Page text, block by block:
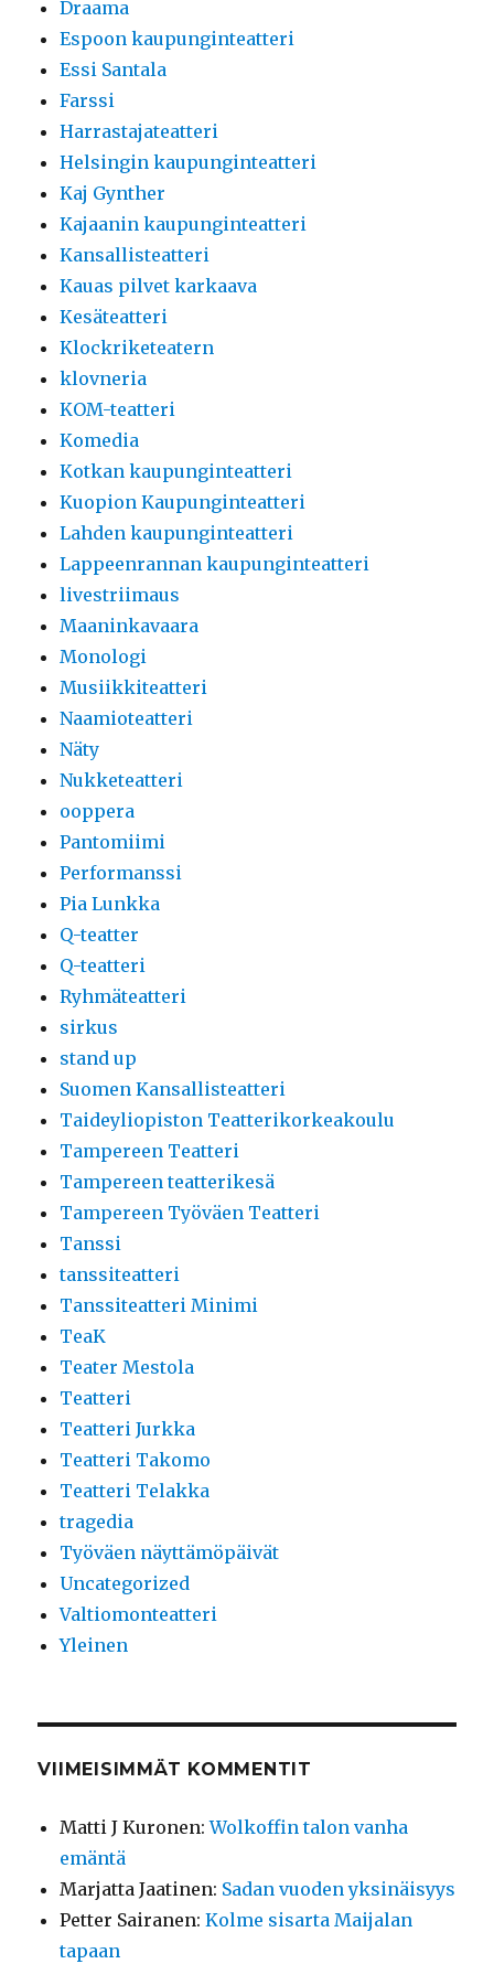
Draama
Espoon kaupunginteatteri
Essi Santala
Farssi
Harrastajateatteri
Helsingin kaupunginteatteri
Kaj Gynther
Kajaanin kaupunginteatteri
Kansallisteatteri
Kauas pilvet karkaava
Kesäteatteri
Klockriketeatern
klovneria
KOM-teatteri
Komedia
Kotkan kaupunginteatteri
Kuopion Kaupunginteatteri
Lahden kaupunginteatteri
Lappeenrannan kaupunginteatteri
livestriimaus
Maaninkavaara
Monologi
Musiikkiteatteri
Naamioteatteri
Näty
Nukketeatteri
ooppera
Pantomiimi
Performanssi
Pia Lunkka
Q-teatter
Q-teatteri
Ryhmäteatteri
sirkus
stand up
Suomen Kansallisteatteri
Taideyliopiston Teatterikorkeakoulu
Tampereen Teatteri
Tampereen teatterikesä
Tampereen Työväen Teatteri
Tanssi
tanssiteatteri
Tanssiteatteri Minimi
TeaK
Teater Mestola
Teatteri
Teatteri Jurkka
Teatteri Takomo
Teatteri Telakka
tragedia
Työväen näyttämöpäivät
Uncategorized
Valtiomonteatteri
Yleinen
VIIMEISIMMÄT KOMMENTIT
Matti J Kuronen:Wolkoffin talon vanha
emäntä
Marjatta Jaatinen: Sadan vuoden yksinäisyys
Petter Sairanen:Kolme sisarta Maijalan
tapaan